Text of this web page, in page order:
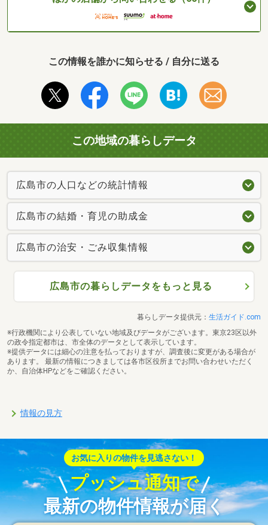
この情報を誰かに知らせる / 自分に送る
この地域の暮らしデータ
広島市の人口などの統計情報
広島市の結婚・育児の助成金
広島市の治安・ごみ収集情報
広島市の暮らしデータをもっと見る
暮らしデータ提供元： 生活ガイド.com
※行政機関により公表していない地域及びデータがございます。東京23区以外
の政令指定都市は、市全体のデータとして表示しています。
※提供データには細心の注意を払っておりますが、調査後に変更がある場合が
あります。 最新の情報につきましては各市区役所までお問い合わせいただく
か、自治体HPなどをご確認ください。
情報の見方
お気に入りの物件を見逃さない！
プッシュ通知で
最新の物件情報が届く